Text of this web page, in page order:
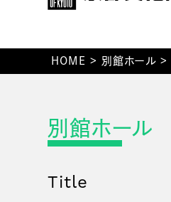
HOME > 別館ホール>
Title